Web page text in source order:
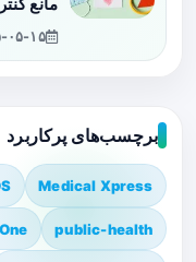
مانع
۱۴۰۵-
برچسب‌های پرکاربرد
Medical Xpress
public-health